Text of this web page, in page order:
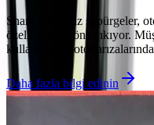
Shark kablosuz süpürgeler,
özellikleriyle öne çıkıyor.
kullanıcılar motor
Daha fazla bilgi edinin